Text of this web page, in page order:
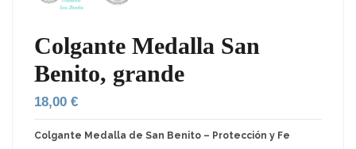
Colgante Medalla San
Benito, grande
18,00 €
Colgante Medalla de San Benito – Protección y Fe